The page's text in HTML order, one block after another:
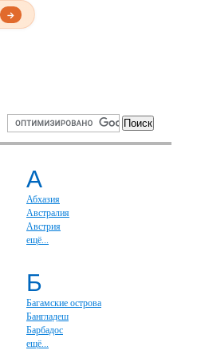
→
А
Абхазия
Австралия
Австрия
ещё...
Б
Багамские острова
Бангладеш
Барбадос
ещё...